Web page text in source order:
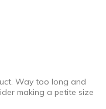
Way too long and
making a petite size